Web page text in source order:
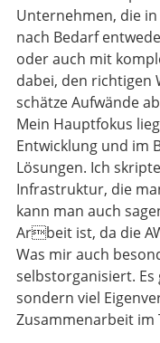
Unternehmen, die
nach Bedarf
oder auch mit
dabei, den richtigen
schätze Aufwände
Mein Hauptfokus
Entwicklung und im
Lösungen. Ich
Infrastruktur, die
kann man auch
Arbeit ist, da die
Was mir auch
selbstorganisiert. Es
sondern viel
Zusammenarbeit im